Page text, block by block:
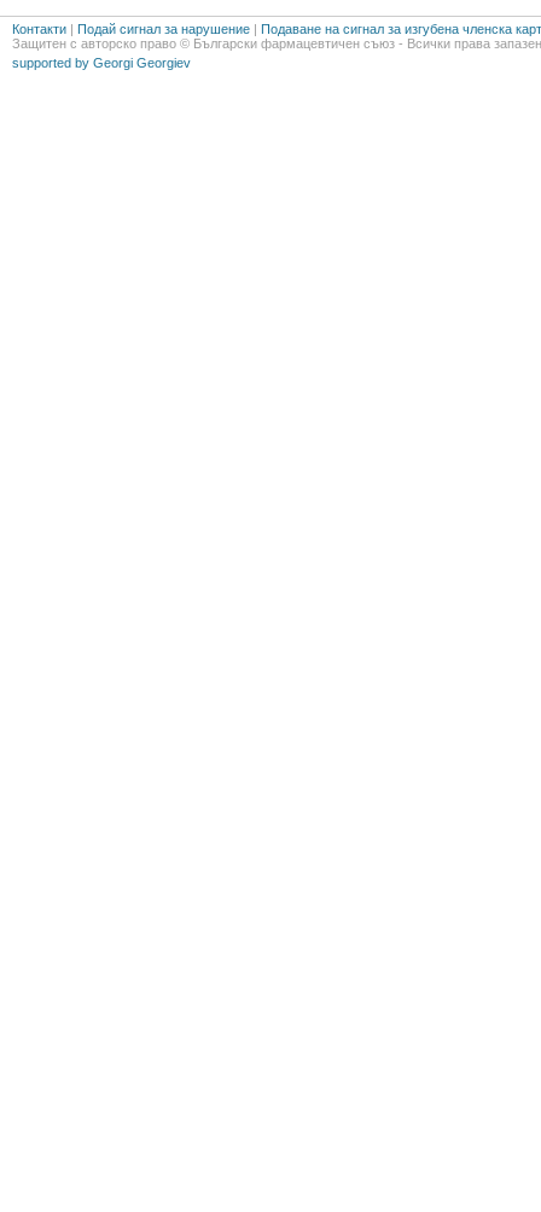
Контакти | Подай сигнал за нарушение | Подаване на сигнал за изгубена членска
Защитен с авторско право © Български фармацевтичен съюз - Всички права
supported by Georgi Georgiev